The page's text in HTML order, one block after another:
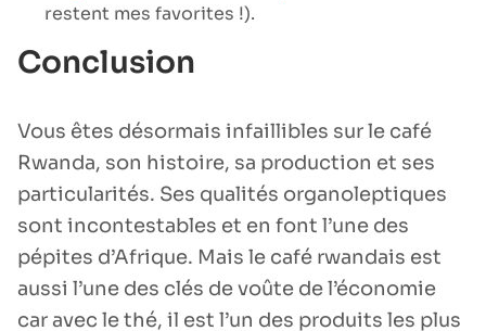
restent mes favorites !).
Conclusion
Vous êtes désormais infaillibles sur le café
Rwanda, son histoire, sa production et ses
particularités. Ses qualités organoleptiques
sont incontestables et en font l’une des
pépites d’Afrique. Mais le café rwandais est
aussi l’une des clés de voûte de l’économie
car avec le thé, il est l’un des produits les plus